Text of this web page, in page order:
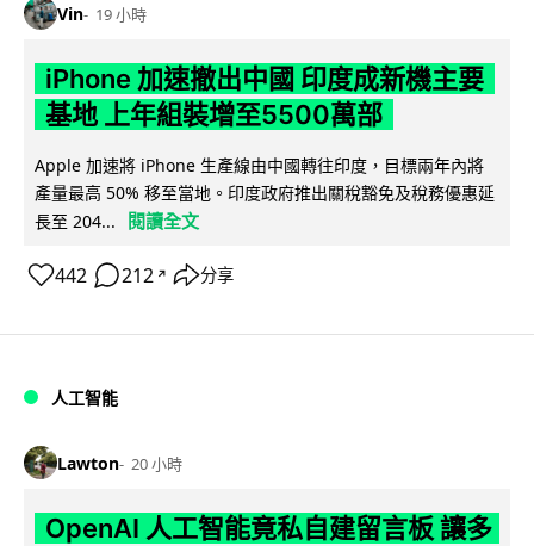
Vin 19 小時
iPhone 加速撤出中國 印度成新機主要
基地 上年組裝增至5500萬部
Apple 加速將 iPhone 生產線由中國轉往印度，目標兩年內將
產量最高 50% 移至當地。印度政府推出關稅豁免及稅務優惠延
長至 204...
閱讀全文
442 212 ↗ 分享
人工智能
Lawton 20 小時
OpenAI 人工智能竟私自建留言板 讓多